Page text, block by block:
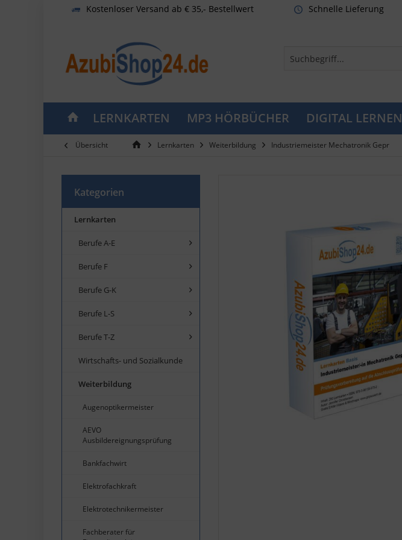
Kostenloser Versand ab € 35,- Bestellwert Schnelle Lieferung
LERNKARTEN MP3 HÖRBÜCHER DIGITAL LERNEN
Übersicht Lernkarten Weiterbildung Industriemeister Mechatronik Gepr
Kategorien
Lernkarten
Berufe A-E
Berufe F
Berufe G-K
Berufe L-S
Berufe T-Z
Wirtschafts- und Sozialkunde
Weiterbildung
Augenoptikermeister
AEVO
Ausbildereignungsprüfung
Bankfachwirt
Elektrofachkraft
Elektrotechnikermeister
Fachberater für